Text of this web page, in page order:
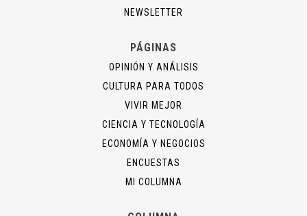
NEWSLETTER
PÁGINAS
OPINIÓN Y ANÁLISIS
CULTURA PARA TODOS
VIVIR MEJOR
CIENCIA Y TECNOLOGÍA
ECONOMÍA Y NEGOCIOS
ENCUESTAS
MI COLUMNA